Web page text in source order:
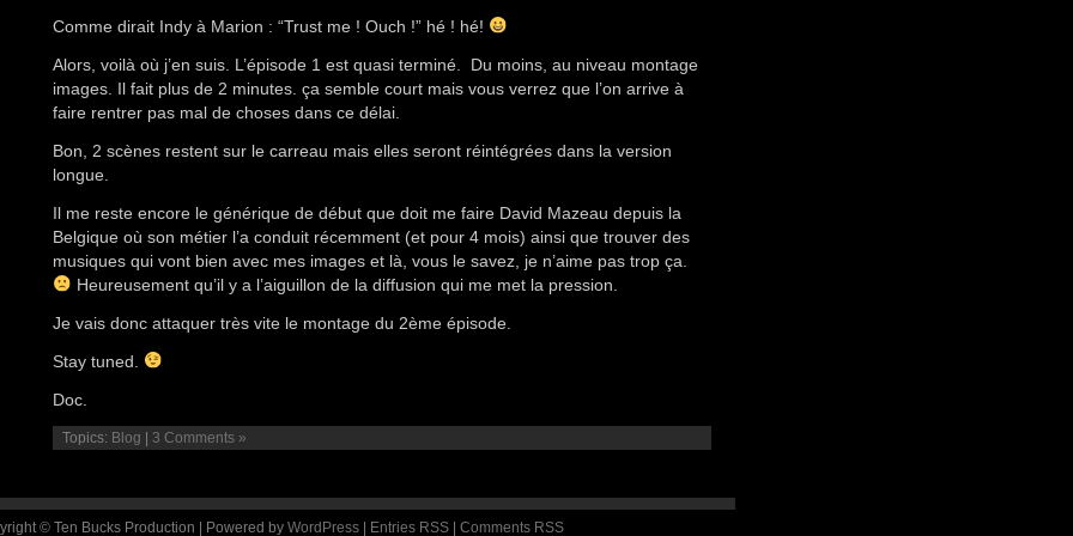
Comme dirait Indy à Marion : “Trust me ! Ouch !” hé ! hé!
Alors, voilà où j’en suis. L’épisode 1 est quasi terminé. Du moins, au niveau montage
images. Il fait plus de 2 minutes. ça semble court mais vous verrez que l’on arrive à
faire rentrer pas mal de choses dans ce délai.
Bon, 2 scènes restent sur le carreau mais elles seront réintégrées dans la version
longue.
Il me reste encore le générique de début que doit me faire David Mazeau depuis la
Belgique où son métier l’a conduit récemment (et pour 4 mois) ainsi que trouver des
musiques qui vont bien avec mes images et là, vous le savez, je n’aime pas trop ça.
Heureusement qu’il y a l’aiguillon de la diffusion qui me met la pression.
Je vais donc attaquer très vite le montage du 2ème épisode.
Stay tuned.
Doc.
Topics: Blog 3 Comments »
© Ten Bucks Production | Powered by WordPress Entries RSS Comments RSS